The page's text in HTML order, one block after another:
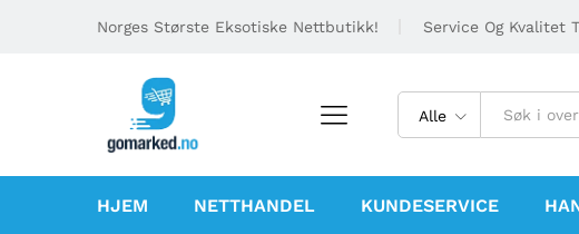
Norges Største Eksotiske Nettbutikk! Service Og Kvalitet
Alle
HJEM NETTHANDEL KUNDESERVICE